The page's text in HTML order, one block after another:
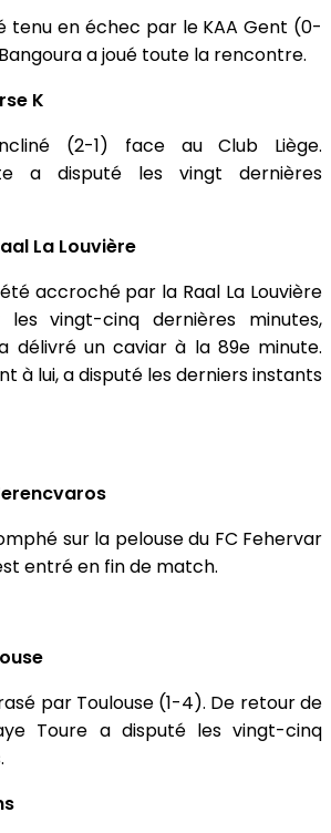
tenu en échec par le KAA Gent (0-
a joué toute la rencontre.
K
(2-1) face au Club Liège.
a disputé les vingt dernières
La Louvière
accroché par la Raal La Louvière
les vingt-cinq dernières minutes,
délivré un caviar à la 89e minute.
à lui, a disputé les derniers instants
sur la pelouse du FC Fehervar
entré en fin de match.
par Toulouse (1-4). De retour de
Toure a disputé les vingt-cinq